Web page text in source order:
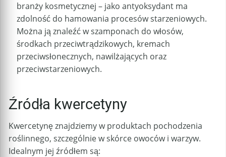
branży kosmetycznej – jako antyoksydant ma
zdolność do hamowania procesów starzeniowych.
Można ją znaleźć w szamponach do włosów,
środkach przeciwtrądzikowych, kremach
przeciwsłonecznych, nawilżających oraz
przeciwstarzeniowych.
Źródła kwercetyny
Kwercetynę znajdziemy w produktach pochodzenia
roślinnego, szczególnie w skórce owoców i warzyw.
Idealnym jej źródłem są: